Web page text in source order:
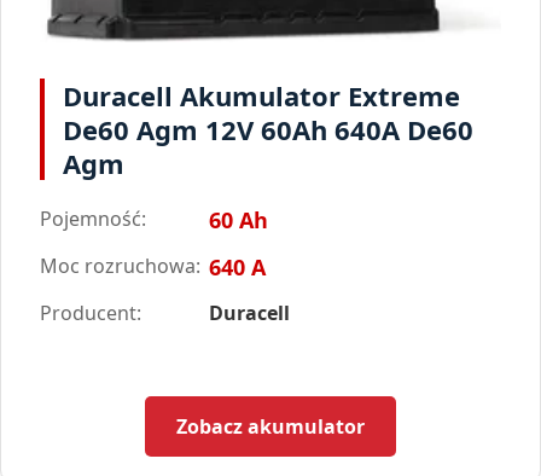
Duracell Akumulator Extreme
De60 Agm 12V 60Ah 640A De60
Agm
Pojemność: 60 Ah
Moc rozruchowa: 640 A
Producent: Duracell
Zobacz akumulator